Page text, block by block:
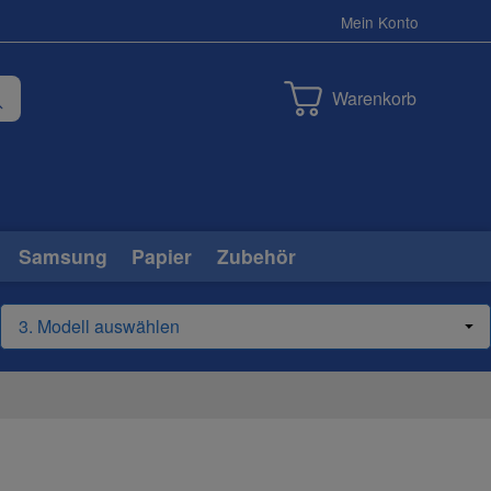
Mein Konto
Warenkorb
Samsung Papier Zubehör